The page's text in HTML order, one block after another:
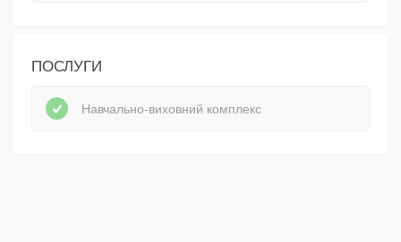
ПОСЛУГИ
Навчально-виховний комплекс